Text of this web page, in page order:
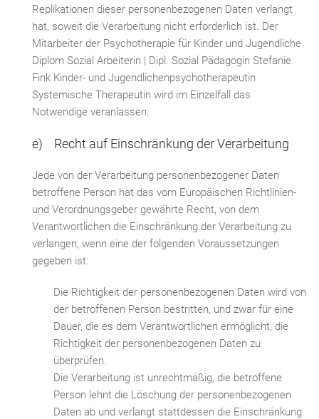
Replikationen dieser personenbezogenen Daten verlangt
hat, soweit die Verarbeitung nicht erforderlich ist. Der
Mitarbeiter der Psychotherapie für Kinder und Jugendliche
Diplom Sozial Arbeiterin | Dipl. Sozial Pädagogin Stefanie
Fink Kinder- und Jugendlichenpsychotherapeutin
Systemische Therapeutin wird im Einzelfall das
Notwendige veranlassen.
e) Recht auf Einschränkung der Verarbeitung
Jede von der Verarbeitung personenbezogener Daten
betroffene Person hat das vom Europäischen Richtlinien-
und Verordnungsgeber gewährte Recht, von dem
Verantwortlichen die Einschränkung der Verarbeitung zu
verlangen, wenn eine der folgenden Voraussetzungen
gegeben ist:
Die Richtigkeit der personenbezogenen Daten wird von
der betroffenen Person bestritten, und zwar für eine
Dauer, die es dem Verantwortlichen ermöglicht, die
Richtigkeit der personenbezogenen Daten zu
überprüfen.
Die Verarbeitung ist unrechtmäßig, die betroffene
Person lehnt die Löschung der personenbezogenen
Daten ab und verlangt stattdessen die Einschränkung